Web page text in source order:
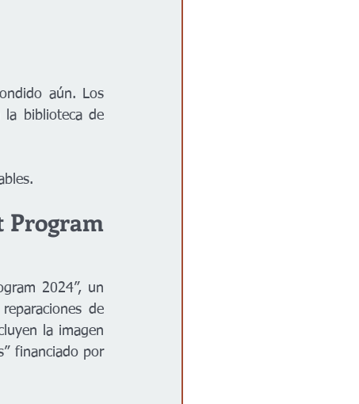
aún. Los
la biblioteca de
Program
2024”, un
de
la imagen
financiado por